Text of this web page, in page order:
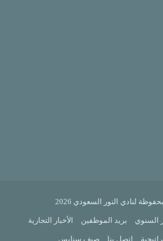
لنادي النور السعودي 2026
السنوي بريد الموظفين الأخبار التجارية
إتصل بنا صيف سنابس